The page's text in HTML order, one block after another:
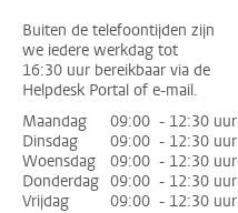
Buiten de telefoontijden zijn
we iedere werkdag tot
16:30 uur bereikbaar via de
Helpdesk Portal of e-mail.
Maandag
09:00 - 12:30 uur
Dinsdag
09:00 - 12:30 uur
Woensdag
09:00 - 12:30 uur
Donderdag 09:00 - 12:30 uur
Vrijdag
09:00 - 12:30 uur